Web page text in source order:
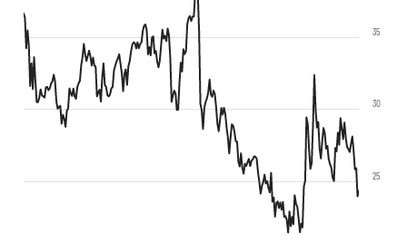
25
30
35